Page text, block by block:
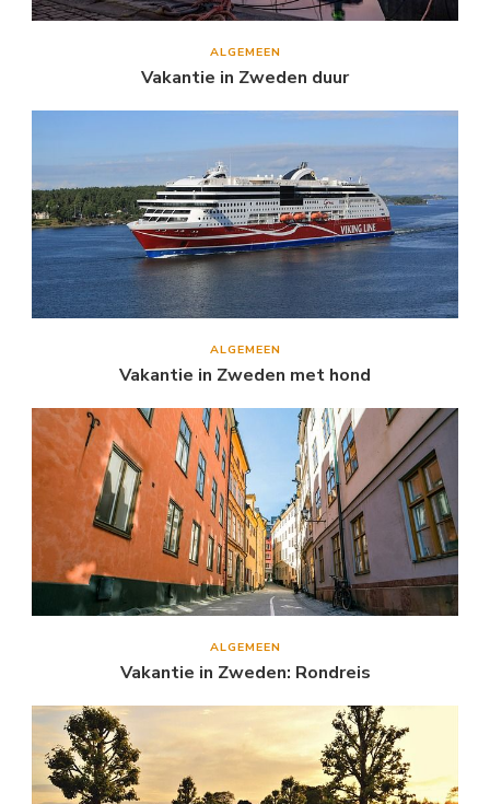
ALGEMEEN
Vakantie in Zweden duur
ALGEMEEN
Vakantie in Zweden met hond
ALGEMEEN
Vakantie in Zweden: Rondreis